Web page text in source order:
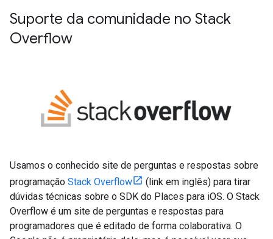
Suporte da comunidade no Stack
Overflow
Usamos o conhecido site de perguntas e respostas sobre
programação Stack Overflow
(link em inglês) para tirar
dúvidas técnicas sobre o SDK do Places para iOS. O Stack
Overflow é um site de perguntas e respostas para
programadores que é editado de forma colaborativa. O